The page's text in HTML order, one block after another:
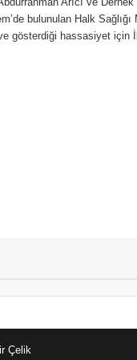
bulunulan Halk Sağlığı
gösterdiği hassasiyet için
Çelik